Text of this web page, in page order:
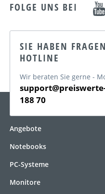
FOLGE UNS BEI
SIE HABEN
HOTLINE
Wir beraten Sie gerne -
188 70
Angebote
Notebooks
PC-Systeme
Monitore